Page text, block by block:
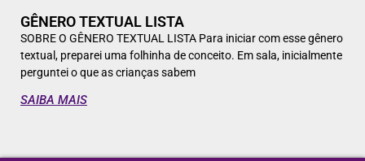
GÊNERO TEXTUAL LISTA
SOBRE O GÊNERO TEXTUAL LISTA Para iniciar com esse gênero
textual, preparei uma folhinha de conceito. Em sala, inicialmente
perguntei o que as crianças sabem
SAIBA MAIS